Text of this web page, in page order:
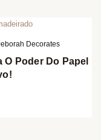
Decorates
Poder Do Papel